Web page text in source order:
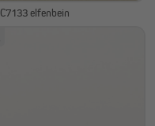
C7133 elfenbein